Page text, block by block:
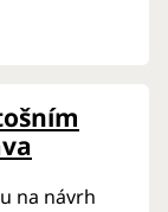
na návrh